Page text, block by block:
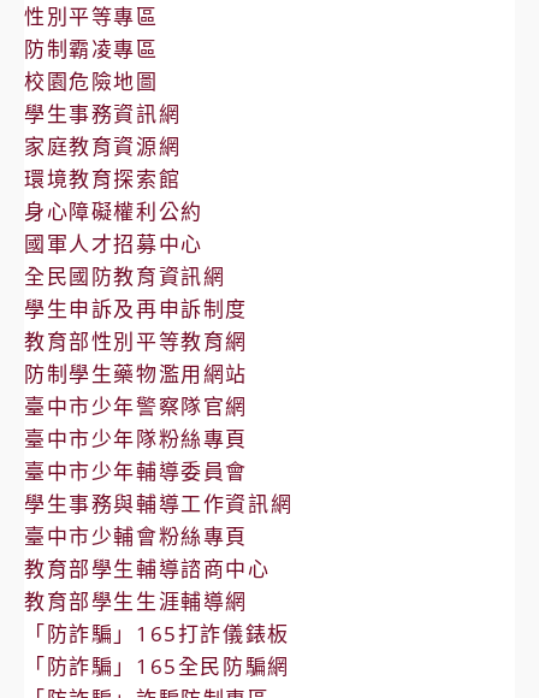
性別平等專區
防制霸凌專區
校園危險地圖
學生事務資訊網
家庭教育資源網
環境教育探索館
身心障礙權利公約
國軍人才招募中心
全民國防教育資訊網
學生申訴及再申訴制度
教育部性別平等教育網
防制學生藥物濫用網站
臺中市少年警察隊官網
臺中市少年隊粉絲專頁
臺中市少年輔導委員會
學生事務與輔導工作資訊網
臺中市少輔會粉絲專頁
教育部學生輔導諮商中心
教育部學生生涯輔導網
「防詐騙」165打詐儀錶板
「防詐騙」165全民防騙網